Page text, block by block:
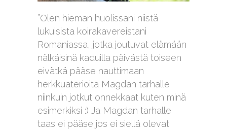
”Olen hieman huolissani niistä
lukuisista koirakavereistani
Romaniassa, jotka joutuvat elämään
nälkäisinä kaduilla päivästä toiseen
eivätkä pääse nauttimaan
herkkuaterioita Magdan tarhalle
niinkuin jotkut onnekkaat kuten minä
esimerkiksi :) Ja Magdan tarhalle
taas ei pääse jos ei siellä olevat